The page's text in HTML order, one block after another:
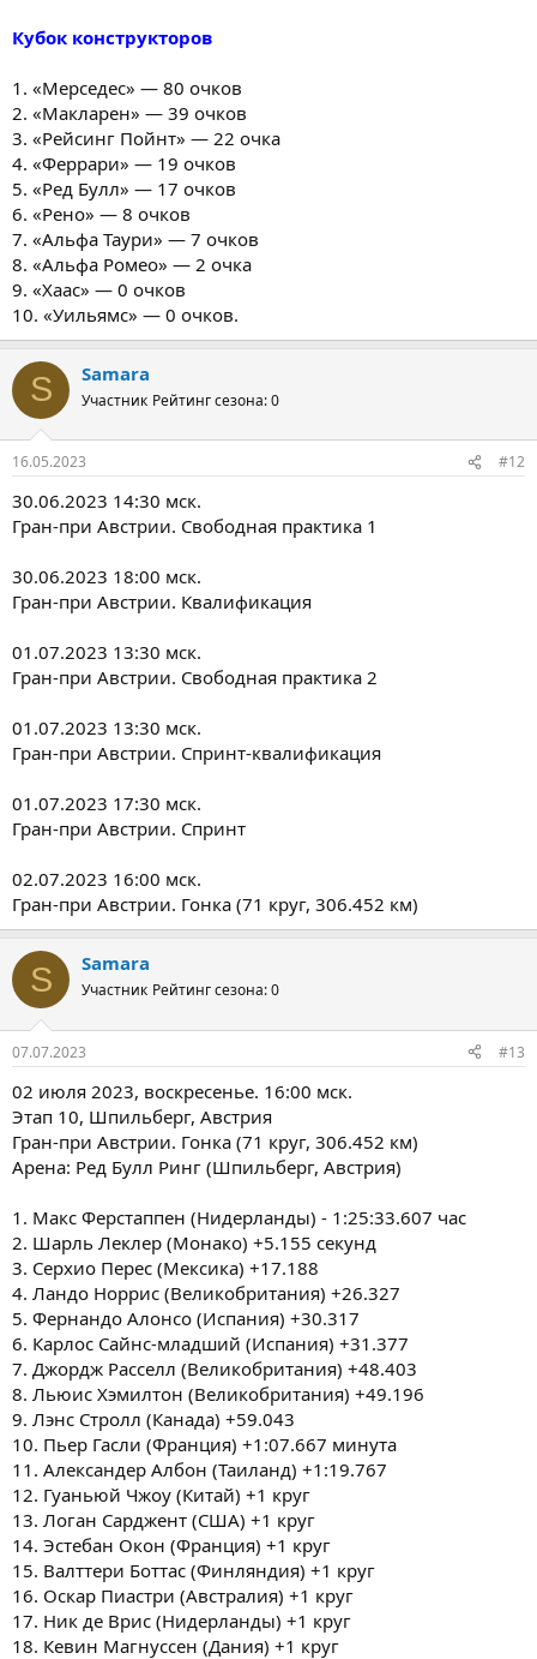
Кубок конструкторов
1. «Мерседес» — 80 очков
2. «Макларен» — 39 очков
3. «Рейсинг Пойнт» — 22 очка
4. «Феррари» — 19 очков
5. «Ред Булл» — 17 очков
6. «Рено» — 8 очков
7. «Альфа Таури» — 7 очков
8. «Альфа Ромео» — 2 очка
9. «Хаас» — 0 очков
10. «Уильямс» — 0 очков.
S Samara
Участник Рейтинг сезона: 0
16.05.2023 #12
30.06.2023 14:30 мск.
Гран-при Австрии. Свободная практика 1
30.06.2023 18:00 мск.
Гран-при Австрии. Квалификация
01.07.2023 13:30 мск.
Гран-при Австрии. Свободная практика 2
01.07.2023 13:30 мск.
Гран-при Австрии. Спринт-квалификация
01.07.2023 17:30 мск.
Гран-при Австрии. Спринт
02.07.2023 16:00 мск.
Гран-при Австрии. Гонка (71 круг, 306.452 км)
S Samara
Участник Рейтинг сезона: 0
07.07.2023 #13
02 июля 2023, воскресенье. 16:00 мск.
Этап 10, Шпильберг, Австрия
Гран-при Австрии. Гонка (71 круг, 306.452 км)
Арена: Ред Булл Ринг (Шпильберг, Австрия)
1. Макс Ферстаппен (Нидерланды) - 1:25:33.607 час
2. Шарль Леклер (Монако) +5.155 секунд
3. Серхио Перес (Мексика) +17.188
4. Ландо Норрис (Великобритания) +26.327
5. Фернандо Алонсо (Испания) +30.317
6. Карлос Сайнс-младший (Испания) +31.377
7. Джордж Расселл (Великобритания) +48.403
8. Льюис Хэмилтон (Великобритания) +49.196
9. Лэнс Стролл (Канада) +59.043
10. Пьер Гасли (Франция) +1:07.667 минута
11. Александер Албон (Таиланд) +1:19.767
12. Гуаньюй Чжоу (Китай) +1 круг
13. Логан Сарджент (США) +1 круг
14. Эстебан Окон (Франция) +1 круг
15. Валттери Боттас (Финляндия) +1 круг
16. Оскар Пиастри (Австралия) +1 круг
17. Ник де Врис (Нидерланды) +1 круг
18. Кевин Магнуссен (Дания) +1 круг